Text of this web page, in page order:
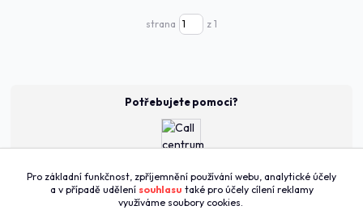
Potřebujete pomoci?
+420774421626
(Po-Pá 8:00-16:00)
strana z 1
Pro základní funkčnost, zpříjemnění používání webu, analytické účely
a v případě udělení souhlasu také pro účely cílení reklamy
využíváme soubory cookies.